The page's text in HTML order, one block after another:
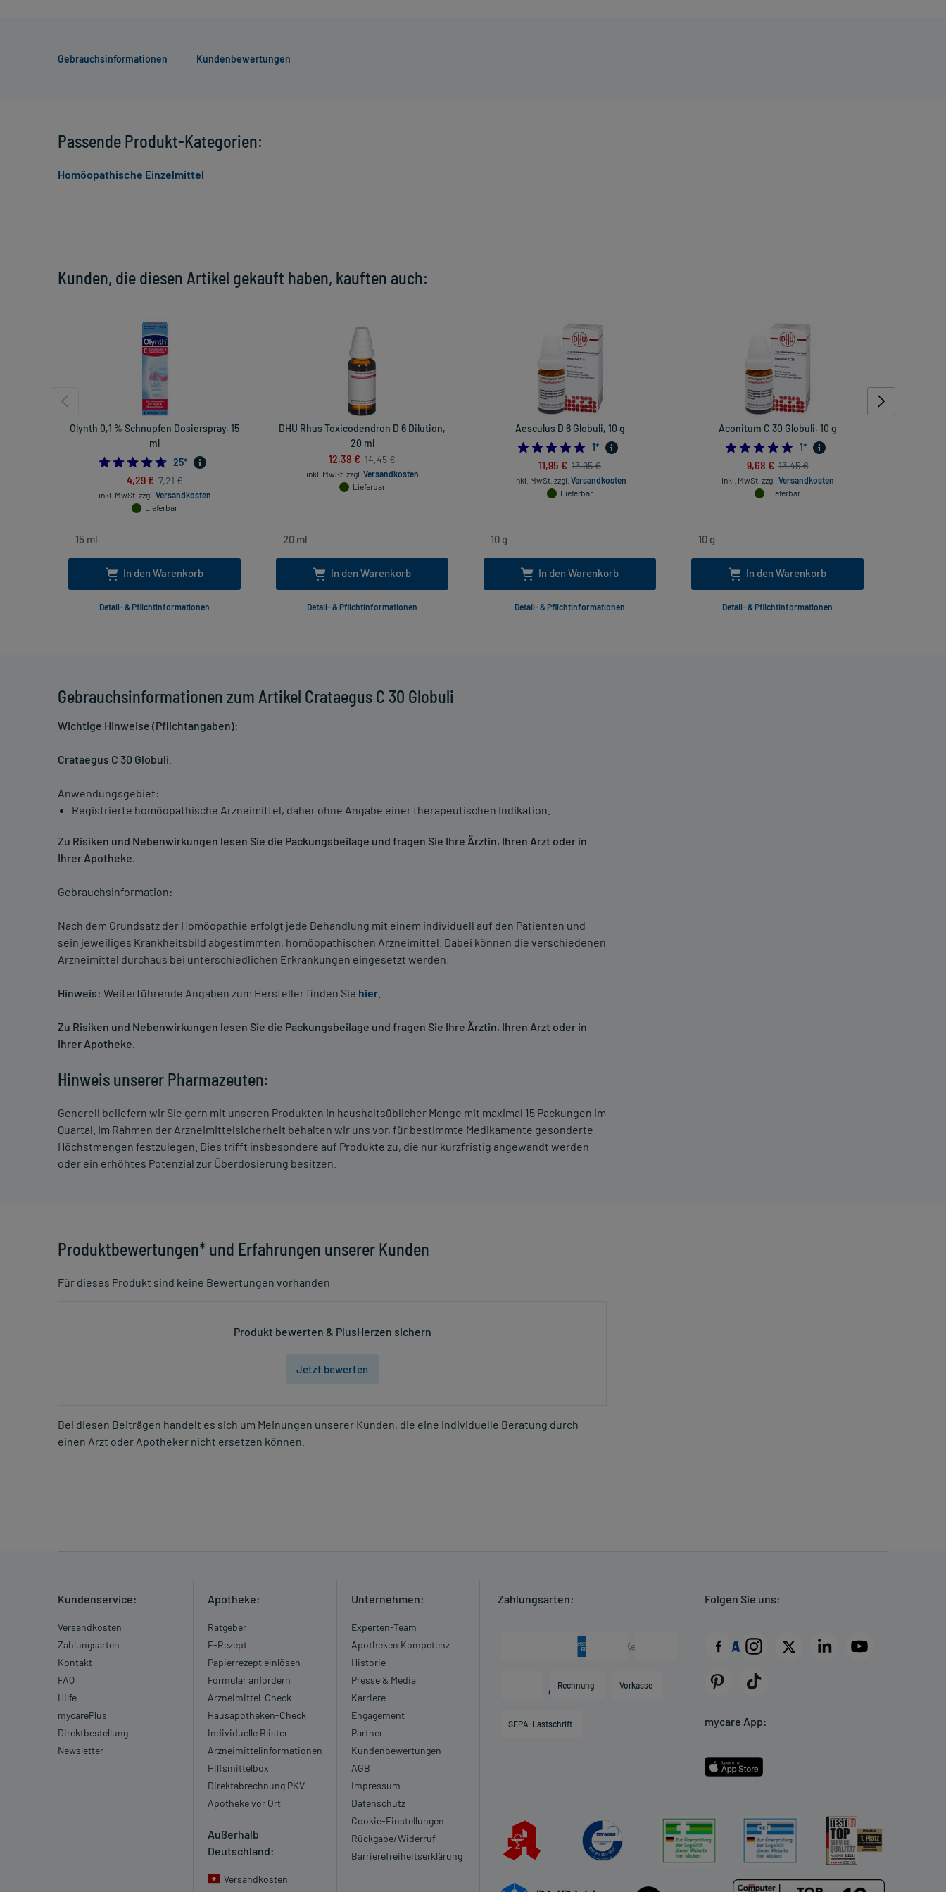
Gebrauchsinformationen Kundenbewertungen
Gebrauchsinformationen zum Artikel Crataegus C 30 Globuli
Wichtige Hinweise (Pflichtangaben):
Crataegus C 30 Globuli
Anwendungsgebiet:
Registrierte homöopathische Arzneimittel, daher ohne Angabe einer therapeutischen Indikation.
Zu Risiken und Nebenwirkungen lesen Sie die Packungsbeilage und fragen Sie Ihre Ärztin, Ihren Arzt oder in
Ihrer Apotheke.
Gebrauchsinformation:
Nach dem Grundsatz der Homöopathie erfolgt jede Behandlung mit einem individuell auf den Patienten und
sein jeweiliges Krankheitsbild abgestimmten, homöopathischen Arzneimittel. Dabei können die verschiedenen
Arzneimittel durchaus bei unterschiedlichen Erkrankungen eingesetzt werden.
Hinweis: Weiterführende Angaben zum Hersteller finden Sie hier
Zu Risiken und Nebenwirkungen lesen Sie die Packungsbeilage und fragen Sie Ihre Ärztin, Ihren Arzt oder in
Ihrer Apotheke.
Hinweis unserer Pharmazeuten:
Generell beliefern wir Sie gern mit unseren Produkten in haushaltsüblicher Menge mit maximal 15 Packungen im
Quartal. Im Rahmen der Arzneimittelsicherheit behalten wir uns vor, für bestimmte Medikamente gesonderte
Höchstmengen festzulegen. Dies trifft insbesondere auf Produkte zu, die nur kurzfristig angewandt werden
oder ein erhöhtes Potenzial zur Überdosierung besitzen.
Produktbewertungen* und Erfahrungen unserer Kunden
Für dieses Produkt sind keine Bewertungen vorhanden
Produkt bewerten & PlusHerzen sichern
Jetzt bewerten
Bei diesen Beiträgen handelt es sich um Meinungen unserer Kunden, die eine individuelle Beratung durch
einen Arzt oder Apotheker nicht ersetzen können.
Kunden, die diesen Artikel gekauft haben, kauften auch:
Olynth 0,1 % Schnupfen Dosierspray, 15
ml
4.72
25*
4,29 € 7,21 €
inkl. MwSt. zzgl. Versandkosten
Lieferbar
In den Warenkorb
Detail- & Pflichtinformationen
DHU Rhus Toxicodendron D 6 Dilution,
20 ml
12,38 € 14,45 €
inkl. MwSt. zzgl. Versandkosten
Lieferbar
In den Warenkorb
Detail- & Pflichtinformationen
Aesculus D 6 Globuli, 10 g
5.0
1*
11,95 € 13,95 €
inkl. MwSt. zzgl. Versandkosten
Lieferbar
In den Warenkorb
Detail- & Pflichtinformationen
Aconitum C 30 Globuli, 10 g
5.0
1*
9,68 € 13,45 €
inkl. MwSt. zzgl. Versandkosten
Lieferbar
In den Warenkorb
Detail- & Pflichtinformationen
Passende Produkt-Kategorien:
Homöopathische Einzelmittel
Kundenservice:
Versandkosten
Zahlungsarten
Kontakt
FAQ
Hilfe
mycarePlus
Direktbestellung
Newsletter
Apotheke:
Ratgeber
E-Rezept
Papierrezept einlösen
Formular anfordern
Arzneimittel-Check
Hausapotheken-Check
Individuelle Blister
Arzneimittelinformationen
Hilfsmittelbox
Direktabrechnung PKV
Apotheke vor Ort
Außerhalb
Deutschland:
Versandkosten
Unternehmen:
Experten-Team
Apotheken Kompetenz
Historie
Presse & Media
Karriere
Engagement
Partner
Kundenbewertungen
AGB
Impressum
Datenschutz
Cookie-Einstellungen
Rückgabe/Widerruf
Barrierefreiheitserklärung
Zahlungsarten:
Rechnung Vorkasse
SEPA-Lastschrift
Folgen Sie uns:
mycare App: